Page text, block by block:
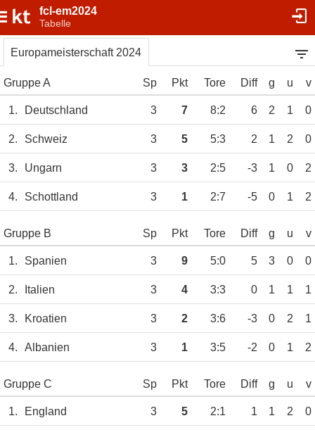
fcl-em2024
Tabelle
Europameisterschaft 2024
Gruppe A Sp Pkt Tore Diff g u v
1. Deutschland 3 7 8:2 6 2 1 0
2. Schweiz 3 5 5:3 2 1 2 0
3. Ungarn 3 3 2:5 -3 1 0 2
4. Schottland 3 1 2:7 -5 0 1 2
Gruppe B Sp Pkt Tore Diff g u v
1. Spanien 3 9 5:0 5 3 0 0
2. Italien 3 4 3:3 0 1 1 1
3. Kroatien 3 2 3:6 -3 0 2 1
4. Albanien 3 1 3:5 -2 0 1 2
Gruppe C Sp Pkt Tore Diff g u v
1. England 3 5 2:1 1 1 2 0